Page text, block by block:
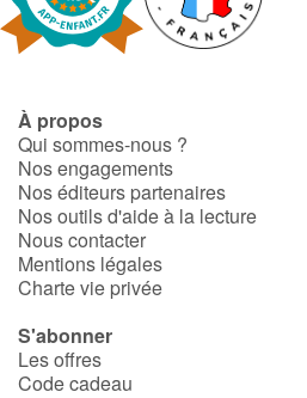
Fable, mythe, littérature et poésie
Ogres, monstres et sorcières
Héroïnes et héros
Écologie, nature, saisons
Les animaux
Voyage, épopée, enquête, aventure
À propos
Qui sommes-nous ?
Nos engagements
Nos éditeurs partenaires
Nos outils d'aide à la lecture
Nous contacter
Mentions légales
Charte vie privée
S'abonner
Les offres
Code cadeau